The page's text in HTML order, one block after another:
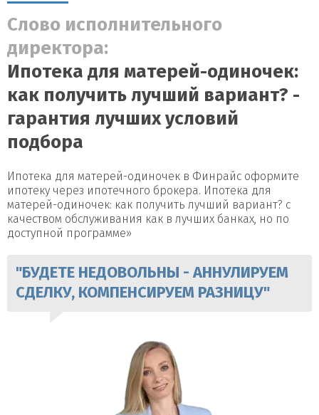
Слово исполнительного
директора:
Ипотека для матерей-одиночек:
как получить лучший вариант? -
гарантия лучших условий
подбора
Ипотека для матерей-одиночек в Финрайс оформите
ипотеку через ипотечного брокера. Ипотека для
матерей-одиночек: как получить лучший вариант? с
качеством обслуживания как в лучших банках, но по
доступной программе»
"БУДЕТЕ НЕДОВОЛЬНЫ - АННУЛИРУЕМ
СДЕЛКУ, КОМПЕНСИРУЕМ РАЗНИЦУ"